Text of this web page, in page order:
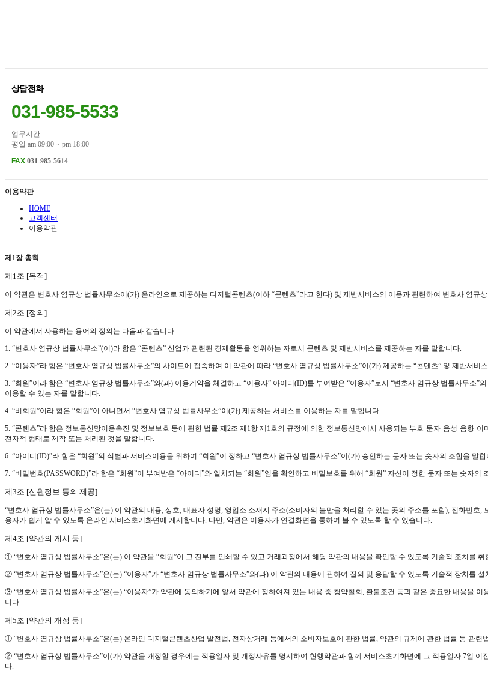
상담전화
031-985-5533
업무시간:
평일 am 09:00 ~ pm 18:00
FAX 031-985-5614
이용약관
HOME
고객센터
이용약관
제1장 총칙
제1조 [목적]
이 약관은 변호사 염규상 법률사무소이(가) 온라인으로 제공하는 디지털콘텐츠(이하 “콘텐츠”라고 한다) 및 제반서비스의 이용과 관련하여 변호사 염
제2조 [정의]
이 약관에서 사용하는 용어의 정의는 다음과 같습니다.
1. “변호사 염규상 법률사무소”(이)라 함은 “콘텐츠” 산업과 관련된 경제활동을 영위하는 자로서 콘텐츠 및 제반서비스를 제공하는 자를 말합니다.
2. “이용자”라 함은 “변호사 염규상 법률사무소”의 사이트에 접속하여 이 약관에 따라 “변호사 염규상 법률사무소”이(가) 제공하는 “콘텐츠” 및 제반서비
3. “회원”이라 함은 “변호사 염규상 법률사무소”와(과) 이용계약을 체결하고 “이용자” 아이디(ID)를 부여받은 “이용자”로서 “변호사 염규상 법률사무소
이용할 수 있는 자를 말합니다.
4. “비회원”이라 함은 “회원”이 아니면서 “변호사 염규상 법률사무소”이(가) 제공하는 서비스를 이용하는 자를 말합니다.
5. “콘텐츠”라 함은 정보통신망이용촉진 및 정보보호 등에 관한 법률 제2조 제1항 제1호의 규정에 의한 정보통신망에서 사용되는 부호·문자·음성·음향
전자적 형태로 제작 또는 처리된 것을 말합니다.
6. “아이디(ID)”라 함은 “회원”의 식별과 서비스이용을 위하여 “회원”이 정하고 “변호사 염규상 법률사무소”이(가) 승인하는 문자 또는 숫자의 조합을 말합
7. “비밀번호(PASSWORD)”라 함은 “회원”이 부여받은 “아이디”와 일치되는 “회원”임을 확인하고 비밀보호를 위해 “회원” 자신이 정한 문자 또는 숫자의
제3조 [신원정보 등의 제공]
“변호사 염규상 법률사무소”은(는) 이 약관의 내용, 상호, 대표자 성명, 영업소 소재지 주소(소비자의 불만을 처리할 수 있는 곳의 주소를 포함), 전화번
용자가 쉽게 알 수 있도록 온라인 서비스초기화면에 게시합니다. 다만, 약관은 이용자가 연결화면을 통하여 볼 수 있도록 할 수 있습니다.
제4조 [약관의 게시 등]
① “변호사 염규상 법률사무소”은(는) 이 약관을 “회원”이 그 전부를 인쇄할 수 있고 거래과정에서 해당 약관의 내용을 확인할 수 있도록 기술적 조치를 취
② “변호사 염규상 법률사무소”은(는) “이용자”가 “변호사 염규상 법률사무소”와(과) 이 약관의 내용에 관하여 질의 및 응답할 수 있도록 기술적 장치를 설
③ “변호사 염규상 법률사무소”은(는) “이용자”가 약관에 동의하기에 앞서 약관에 정하여져 있는 내용 중 청약철회, 환불조건 등과 같은 중요한 내용을
니다.
제5조 [약관의 개정 등]
① “변호사 염규상 법률사무소”은(는) 온라인 디지털콘텐츠산업 발전법, 전자상거래 등에서의 소비자보호에 관한 법률, 약관의 규제에 관한 법률 등 관련
② “변호사 염규상 법률사무소”이(가) 약관을 개정할 경우에는 적용일자 및 개정사유를 명시하여 현행약관과 함께 서비스초기화면에 그 적용일자 7일
다.